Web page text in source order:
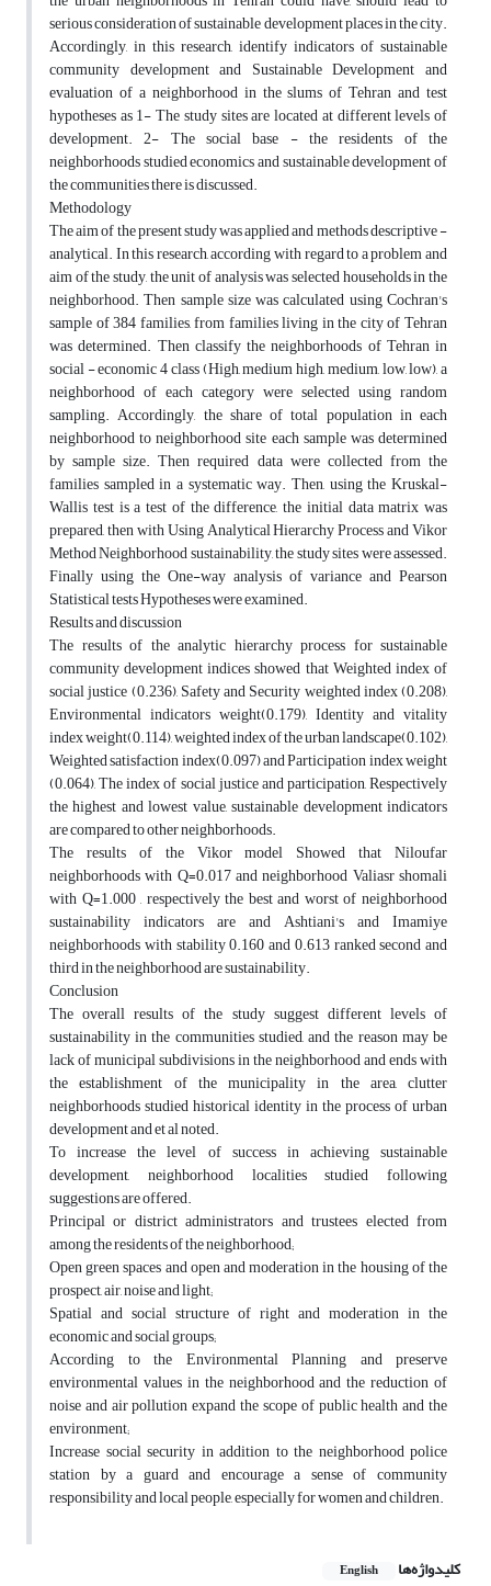
serious consideration of ‎sustainable development places in the city.
Accordingly, in this research, identify ‎indicators of sustainable
community development and Sustainable Development and
‎evaluation of a neighborhood in the slums of Tehran and test
hypotheses as 1- The study ‎sites are located at different levels of
development. 2- The social base - the residents of ‎the
neighborhoods studied economics and sustainable development of
the communities ‎there is discussed.‎
Methodology
The aim of the present study was applied and methods descriptive -
analytical. In this ‎research, according with regard to a problem and
aim of the study, the unit of analysis was ‎selected households in the
neighborhood. Then sample size was calculated using ‎Cochran's
sample of 384 families, from families living in the city of Tehran
was ‎determined. Then classify the neighborhoods of Tehran in
social - economic 4 class (High, ‎medium high, medium, low, low), a
neighborhood of each category were selected using ‎random
sampling. Accordingly, the share of total population in each
neighborhood to ‎neighborhood site each sample was determined
by sample size. Then required data were ‎collected from the
families sampled in a systematic way. Then, using the Kruskal-
Wallis ‎test is a test of the difference, the initial data matrix was
prepared, then with Using ‎Analytical Hierarchy Process and Vikor
Method Neighborhood sustainability, the study ‎sites were assessed.
Finally using the One-way analysis of variance and Pearson
Statistical ‎tests Hypotheses were examined.‎
Results and discussion
The results of the analytic hierarchy process for sustainable
community development ‎indices showed that Weighted index of
social justice (0.236), Safety and Security weighted ‎index (0.208),
Environmental indicators weight(0.179), Identity and vitality
index ‎weight(0.114), weighted index of the urban landscape(0.102),
Weighted satisfaction ‎index(0.097) and Participation index weight
(0.064), The index of social justice and ‎participation, Respectively
the highest and lowest value, sustainable development ‎indicators
are compared to other neighborhoods.‎
The results of the Vikor model Showed that Niloufar
neighborhoods with Q=0.017 and ‎neighborhood Valiasr shomali
with Q=1.000 , respectively the best and worst of ‎neighborhood
sustainability indicators are and Ashtiani's and Imamiye
neighborhoods with ‎stability 0.160 and 0.613 ranked second and
third in the neighborhood are sustainability.‎
Conclusion
The overall results of the study suggest different levels of
sustainability in the ‎communities studied, and the reason may be
lack of municipal subdivisions in the ‎neighborhood and ends with
the establishment of the municipality in the area, clutter
‎neighborhoods studied historical identity in the process of urban
development and et al ‎noted. ‎
To increase the level of success in achieving sustainable
development, neighborhood ‎localities studied following
suggestions are offered.‎
Principal or district administrators and trustees elected from
among the residents of the ‎neighborhood;‎
Open green spaces and open and moderation in the housing of the
prospect, air, noise and ‎light;‎
Spatial and‏ ‏social structure of right and moderation in the
economic and social groups;‎
According to the Environmental Planning and‏ ‏preserve
environmental values in the ‎neighborhood and the reduction of
noise and air pollution expand the scope of public ‎health and the
environment;‎
Increase social security in addition to the neighborhood police
station by a guard and ‎encourage a sense of community
responsibility and local people, especially for women ‎and children.‎
کلیدواژه‌ها English